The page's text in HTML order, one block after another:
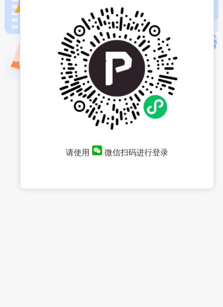
请使用 微信扫码进行登录